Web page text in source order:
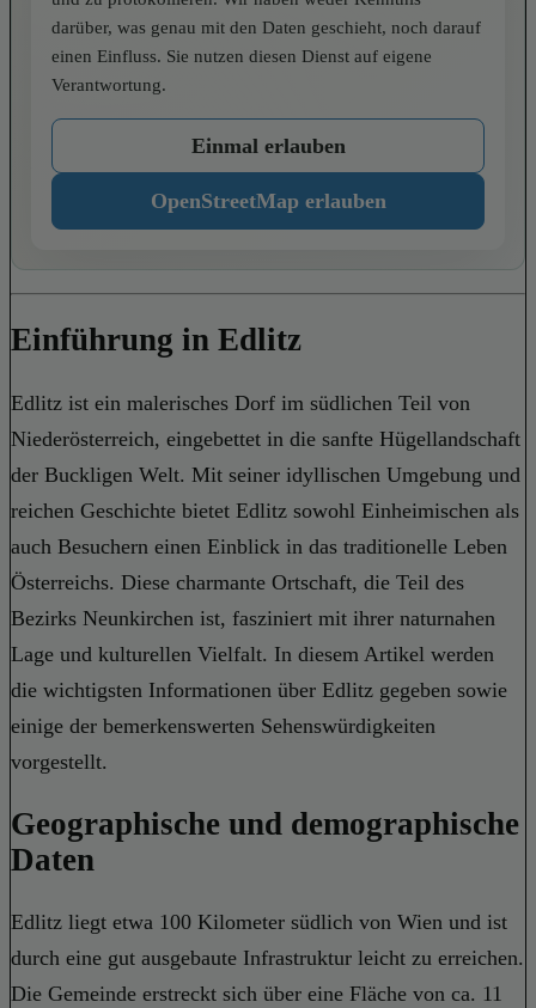
darüber, was genau mit den Daten geschieht, noch darauf
einen Einfluss. Sie nutzen diesen Dienst auf eigene
Verantwortung.
Einmal erlauben
OpenStreetMap erlauben
Einführung in Edlitz
Edlitz ist ein malerisches Dorf im südlichen Teil von
Niederösterreich, eingebettet in die sanfte Hügellandschaft
der Buckligen Welt. Mit seiner idyllischen Umgebung und
reichen Geschichte bietet Edlitz sowohl Einheimischen als
auch Besuchern einen Einblick in das traditionelle Leben
Österreichs. Diese charmante Ortschaft, die Teil des
Bezirks Neunkirchen ist, fasziniert mit ihrer naturnahen
Lage und kulturellen Vielfalt. In diesem Artikel werden
die wichtigsten Informationen über Edlitz gegeben sowie
einige der bemerkenswerten Sehenswürdigkeiten
vorgestellt.
Geographische und demographische
Daten
Edlitz liegt etwa 100 Kilometer südlich von Wien und ist
durch eine gut ausgebaute Infrastruktur leicht zu erreichen.
Die Gemeinde erstreckt sich über eine Fläche von ca. 11